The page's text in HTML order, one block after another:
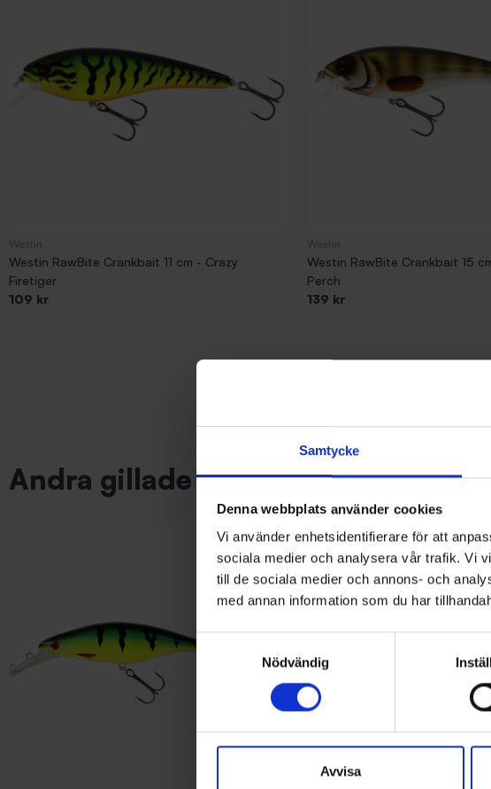
Samtycke
Denna webbplats använder cookies
Vi använder enhetsidentifierare för att
sociala medier och analysera vår trafik. Vi
till de sociala medier och annons- och
med annan information som du har
Samtyckesval
Nödvändig
Avvisa
Westin RawBite Crankbait 11 cm - Crazy
Firetiger
109 kr
Westin RawBite Crankbait 15
Perch
139 kr
Andra gillade även